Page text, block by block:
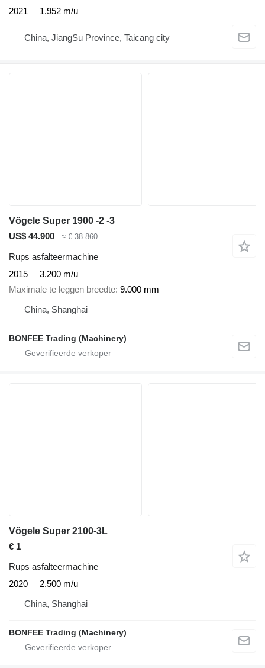
2021
1.952 m/u
China, JiangSu Province, Taicang city
Vögele Super 1900 -2 -3
US$ 44.900
≈ € 38.860
Rups asfalteermachine
2015
3.200 m/u
Maximale te leggen breedte 9.000 mm
China, Shanghai
BONFEE Trading (Machinery)
Vögele Super 2100-3L
€ 1
Rups asfalteermachine
2020
2.500 m/u
China, Shanghai
BONFEE Trading (Machinery)